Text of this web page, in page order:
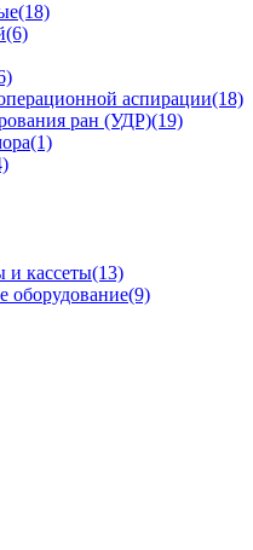
(18)
(6)
аспирации(18)
ран (УДР)(19)
(1)
кассеты(13)
оборудование(9)